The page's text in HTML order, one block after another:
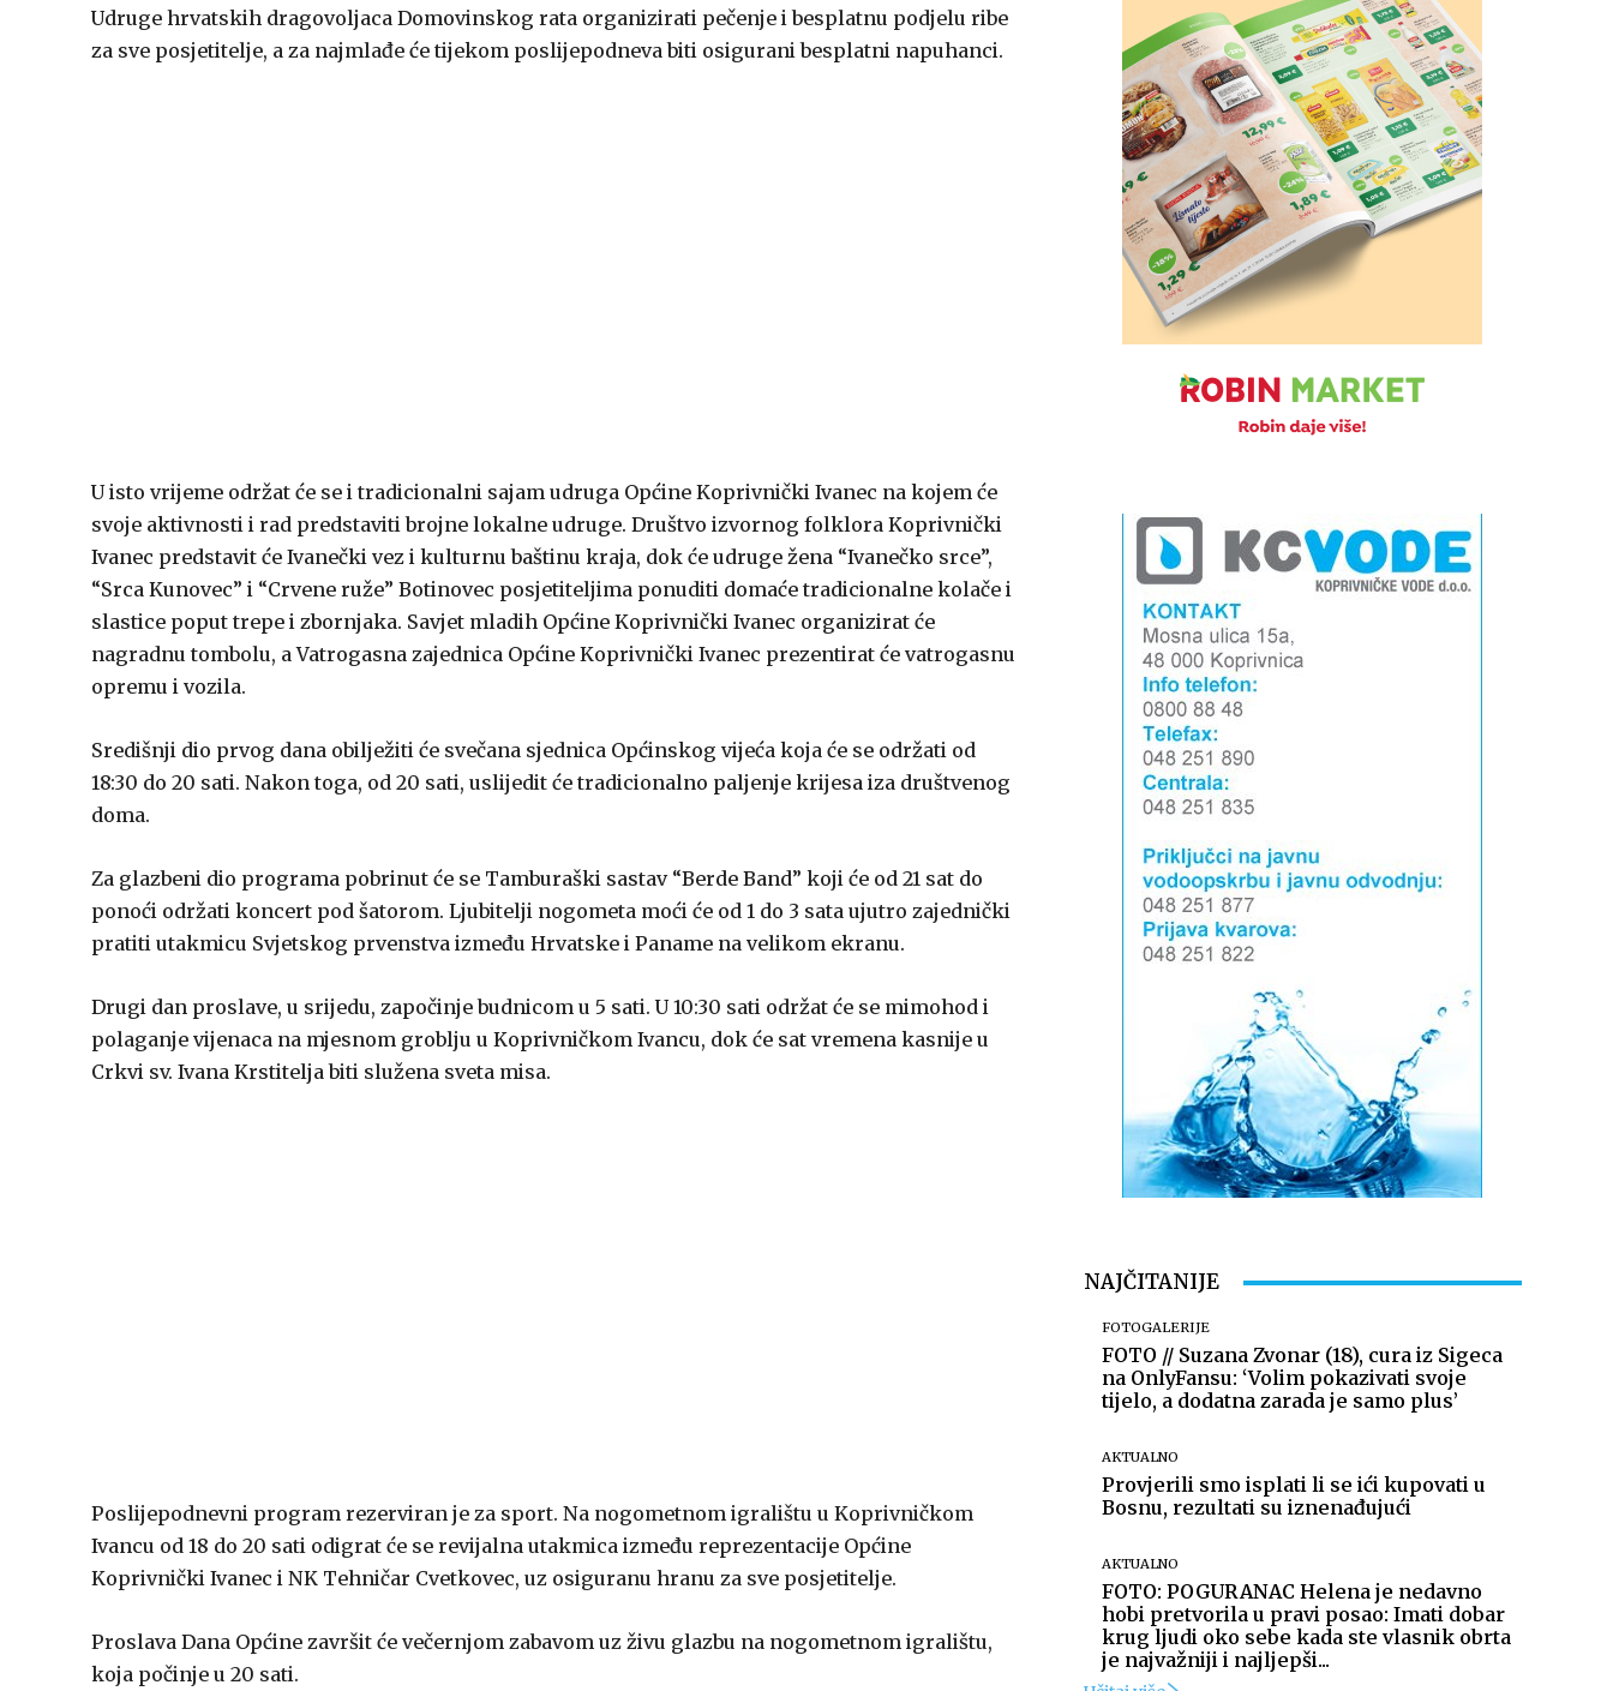
Udruge hrvatskih dragovoljaca Domovinskog rata organizirati pečenje i besplatnu podjelu ribe
za sve posjetitelje, a za najmlađe će tijekom poslijepodneva biti osigurani besplatni napuhanci.
U isto vrijeme održat će se i tradicionalni sajam udruga Općine Koprivnički Ivanec na kojem će
svoje aktivnosti i rad predstaviti brojne lokalne udruge. Društvo izvornog folklora Koprivnički
Ivanec predstavit će Ivanečki vez i kulturnu baštinu kraja, dok će udruge žena “Ivanečko srce”,
“Srca Kunovec” i “Crvene ruže” Botinovec posjetiteljima ponuditi domaće tradicionalne kolače i
slastice poput trepe i zbornjaka. Savjet mladih Općine Koprivnički Ivanec organizirat će
nagradnu tombolu, a Vatrogasna zajednica Općine Koprivnički Ivanec prezentirat će vatrogasnu
opremu i vozila.
Središnji dio prvog dana obilježiti će svečana sjednica Općinskog vijeća koja će se održati od
18:30 do 20 sati. Nakon toga, od 20 sati, uslijedit će tradicionalno paljenje krijesa iza društvenog
doma.
Za glazbeni dio programa pobrinut će se Tamburaški sastav “Berde Band” koji će od 21 sat do
ponoći održati koncert pod šatorom. Ljubitelji nogometa moći će od 1 do 3 sata ujutro zajednički
pratiti utakmicu Svjetskog prvenstva između Hrvatske i Paname na velikom ekranu.
Drugi dan proslave, u srijedu, započinje budnicom u 5 sati. U 10:30 sati održat će se mimohod i
polaganje vijenaca na mjesnom groblju u Koprivničkom Ivancu, dok će sat vremena kasnije u
Crkvi sv. Ivana Krstitelja biti služena sveta misa.
Poslijepodnevni program rezerviran je za sport. Na nogometnom igralištu u Koprivničkom
Ivancu od 18 do 20 sati odigrat će se revijalna utakmica između reprezentacije Općine
Koprivnički Ivanec i NK Tehničar Cvetkovec, uz osiguranu hranu za sve posjetitelje.
Proslava Dana Općine završit će večernjom zabavom uz živu glazbu na nogometnom igralištu,
koja počinje u 20 sati.
NAJČITANIJE
FOTOGALERIJE
FOTO // Suzana Zvonar (18), cura iz Sigeca
na OnlyFansu: ‘Volim pokazivati svoje
tijelo, a dodatna zarada je samo plus’
AKTUALNO
Provjerili smo isplati li se ići kupovati u
Bosnu, rezultati su iznenađujući
AKTUALNO
FOTO: POGURANAC Helena je nedavno
hobi pretvorila u pravi posao: Imati dobar
krug ljudi oko sebe kada ste vlasnik obrta
je najvažniji i najljepši...